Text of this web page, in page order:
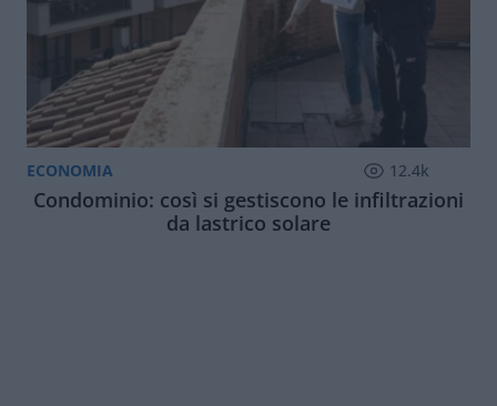
ECONOMIA 12.4k
Condominio: così si gestiscono le infiltrazioni
da lastrico solare